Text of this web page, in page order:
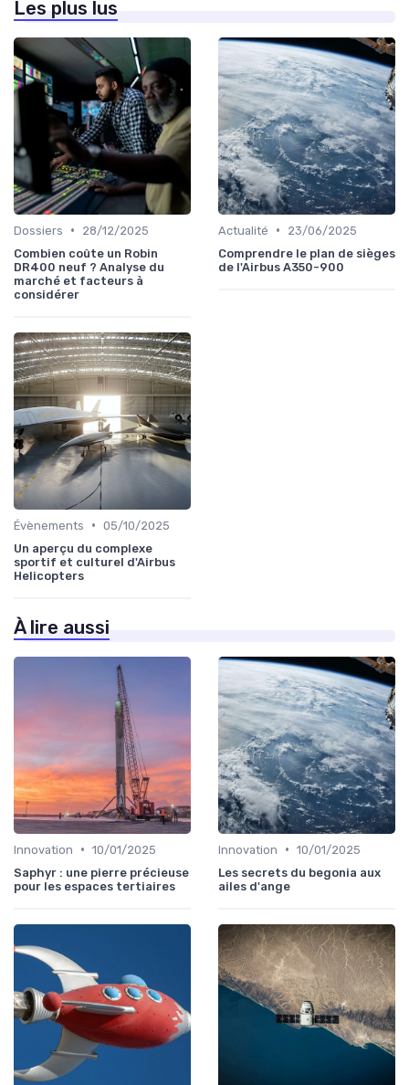
Les plus lus
Dossiers •
28/12/2025
Combien coûte un Robin
DR400 neuf ? Analyse du
marché et facteurs à
considérer
Actualité •
23/06/2025
Comprendre le plan de sièges
de l'Airbus A350-900
Évènements • 05/10/2025
Un aperçu du complexe
sportif et culturel d'Airbus
Helicopters
À lire aussi
Innovation • 10/01/2025
Saphyr : une pierre précieuse
pour les espaces tertiaires
Innovation • 10/01/2025
Les secrets du begonia aux
ailes d'ange